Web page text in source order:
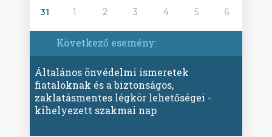
31
1 2 3 4 5 6
Következő esemény:
Általános önvédelmi ismeretek
fiataloknak és a biztonságos,
zaklatásmentes légkör lehetőségei -
kihelyezett szakmai nap